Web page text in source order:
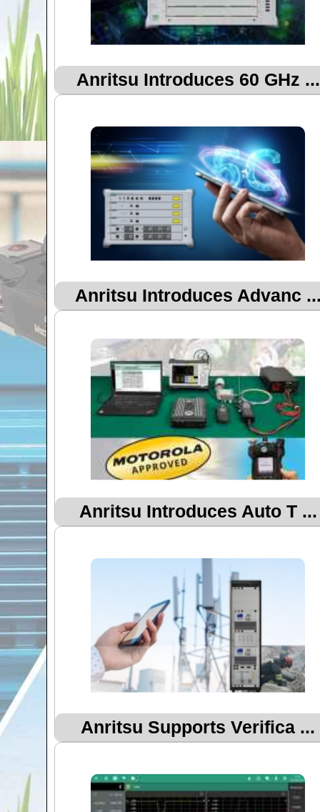
Anritsu Introduces 60 GHz ...
Anritsu Introduces Advanc
Anritsu Introduces Auto T ...
Anritsu Supports Verifica ...